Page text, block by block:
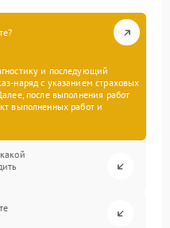
и последующий
наряд с указанием страховых
после выполнения работ
выполненных работ и